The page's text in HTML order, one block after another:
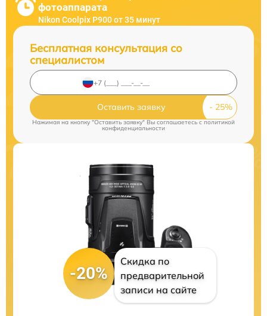
фотоаппарата
Nikon Coolpix P900 от 35 минут
Бесплатная консультация со
специалистом
Оставить заявку
Нажимая на кнопку "Оставить заявку" Вы соглашаетесь cполитикой
конфиденциальности
-20%
Скидка по
предварительной
записи на сайте